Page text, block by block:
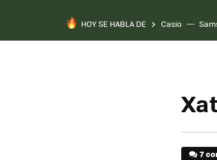
HOY SE HABLA DE Casio
7